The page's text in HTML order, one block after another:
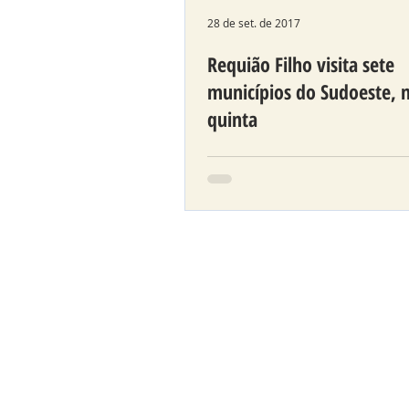
Requião Filho visita sete
municípios do Sudoeste,
quinta
Na Rádio Hawai, de Capitão
Leônidas Marques, com
28 de set. de 2017